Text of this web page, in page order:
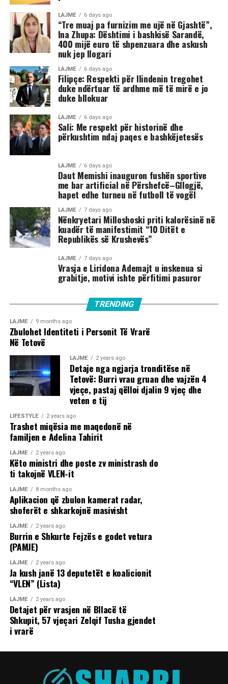
LAJME 6 days ago
“Tre muaj pa furnizim me ujë në Gjashtë”,
Ina Zhupa: Dështimi i bashkisë Sarandë,
400 mijë euro të shpenzuara dhe askush
nuk jep llogari
LAJME 6 days ago
Filipçe: Respekti për Ilindenin tregohet
duke ndërtuar të ardhme më të mirë e jo
duke bllokuar
LAJME 6 days ago
Sali: Me respekt për historinë dhe
përkushtim ndaj paqes e bashkëjetesës
LAJME 6 days ago
Daut Memishi inauguron fushën sportive
me bar artificial në Përshefcë–Gllogjë,
hapet edhe turneu në futboll të vogël
LAJME 7 days ago
Nënkryetari Milloshoski priti kalorësinë në
kuadër të manifestimit “10 Ditët e
Republikës së Krushevës”
LAJME 7 days ago
Vrasja e Liridona Ademajt u inskenua si
grabitje, motivi ishte përfitimi pasuror
TRENDING
LAJME 9 months ago
Zbulohet Identiteti i Personit Të Vrarë
Në Tetovë
LAJME 2 years ago
Detaje nga ngjarja tronditëse në
Tetovë: Burri vrau gruan dhe vajzën 4
vjeçe, pastaj qëlloi djalin 9 vjeç dhe
veten e tij
LIFESTYLE 2 years ago
Trashet miqësia me maqedonë në
familjen e Adelina Tahirit
LAJME 2 years ago
Këto ministri dhe poste zv ministrash do
ti takojnë VLEN-it
LAJME 8 months ago
Aplikacion që zbulon kamerat radar,
shoferët e shkarkojnë masivisht
LAJME 2 years ago
Burrin e Shkurte Fejzës e godet vetura
(PAMJE)
LAJME 2 years ago
Ja kush janë 13 deputetët e koalicionit
“VLEN” (Lista)
LAJME 2 years ago
Detajet për vrasjen në Bllacë të
Shkupit, 57 vjeçari Zelqif Tusha gjendet
i vrarë